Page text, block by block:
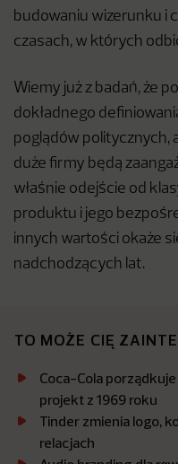
budowaniu wizerunku i
czasach, w których
Wiemy już z badań, że
dokładnego
poglądów politycznych,
duże firmy będą
właśnie odejście od
produktu i jego
innych wartości okaże
nadchodzących lat.
TO MOŻE CIĘ
Coca-Cola
projekt z 1969 roku
Tinder zmienia logo,
relacjach